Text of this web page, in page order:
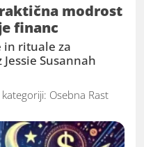
modrost
financ
in rituale za
Susannah
Osebna Rast